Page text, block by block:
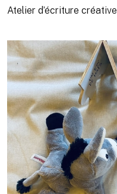
Atelier d’écriture créative